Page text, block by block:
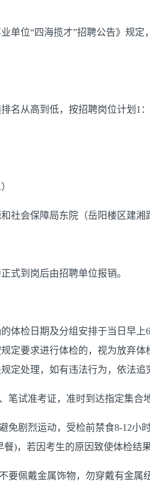
单位“四海揽才”招聘公告》规
名从高到低，按招聘岗位计划 1 ：
社会保障局东院（岳阳楼区建湘
式到岗后由招聘单位报销。
体检日期及分组安排于当日早上
定要求进行体检的，视为放弃
定处理，如有违法行为，依法追
笔试准考证，准时到达指定集合
免剧烈运动，受检前禁食8-12小
餐)，若因考生的原因致使体检结
要佩戴金属饰物，勿穿戴有金属